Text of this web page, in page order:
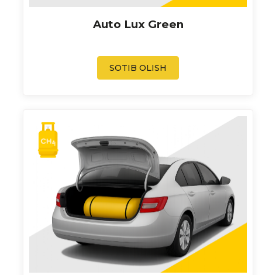
Auto Lux Green
SOTIB OLISH